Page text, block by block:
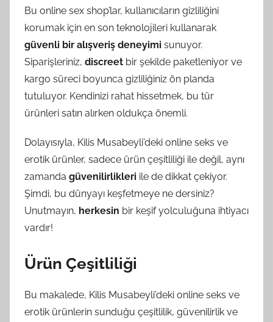
Bu online sex shop’lar, kullanıcıların gizliliğini
korumak için en son teknolojileri kullanarak
güvenli bir alışveriş deneyimi sunuyor.
Siparişleriniz, discreet bir şekilde paketleniyor ve
kargo süreci boyunca gizliliğiniz ön planda
tutuluyor. Kendinizi rahat hissetmek, bu tür
ürünleri satın alırken oldukça önemli.
Dolayısıyla, Kilis Musabeyli’deki online seks ve
erotik ürünler, sadece ürün çeşitliliği ile değil, aynı
zamanda güvenilirlikleri ile de dikkat çekiyor.
Şimdi, bu dünyayı keşfetmeye ne dersiniz?
Unutmayın, herkesin bir keşif yolculuğuna ihtiyacı
vardır!
Ürün Çeşitliliği
Bu makalede, Kilis Musabeyli’deki online seks ve
erotik ürünlerin sunduğu çeşitlilik, güvenilirlik ve